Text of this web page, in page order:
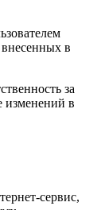
в
за
изменений в
сервис,